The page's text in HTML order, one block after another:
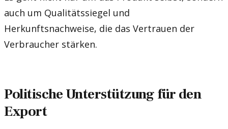
auch um Qualitätssiegel und
Herkunftsnachweise, die das Vertrauen der
Verbraucher stärken.
Politische Unterstützung für den
Export